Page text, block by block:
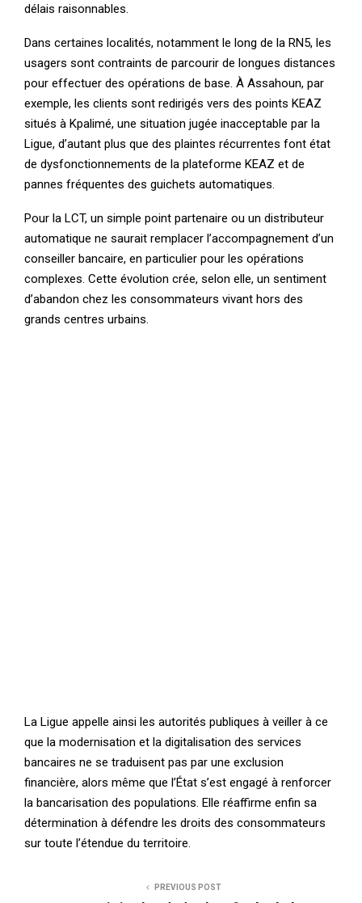
délais raisonnables.
Dans certaines localités, notamment le long de la RN5, les
usagers sont contraints de parcourir de longues distances
pour effectuer des opérations de base. À Assahoun, par
exemple, les clients sont redirigés vers des points KEAZ
situés à Kpalimé, une situation jugée inacceptable par la
Ligue, d’autant plus que des plaintes récurrentes font état
de dysfonctionnements de la plateforme KEAZ et de
pannes fréquentes des guichets automatiques.
Pour la LCT, un simple point partenaire ou un distributeur
automatique ne saurait remplacer l’accompagnement d’un
conseiller bancaire, en particulier pour les opérations
complexes. Cette évolution crée, selon elle, un sentiment
d’abandon chez les consommateurs vivant hors des
grands centres urbains.
La Ligue appelle ainsi les autorités publiques à veiller à ce
que la modernisation et la digitalisation des services
bancaires ne se traduisent pas par une exclusion
financière, alors même que l’État s’est engagé à renforcer
la bancarisation des populations. Elle réaffirme enfin sa
détermination à défendre les droits des consommateurs
sur toute l’étendue du territoire.
PREVIOUS POST